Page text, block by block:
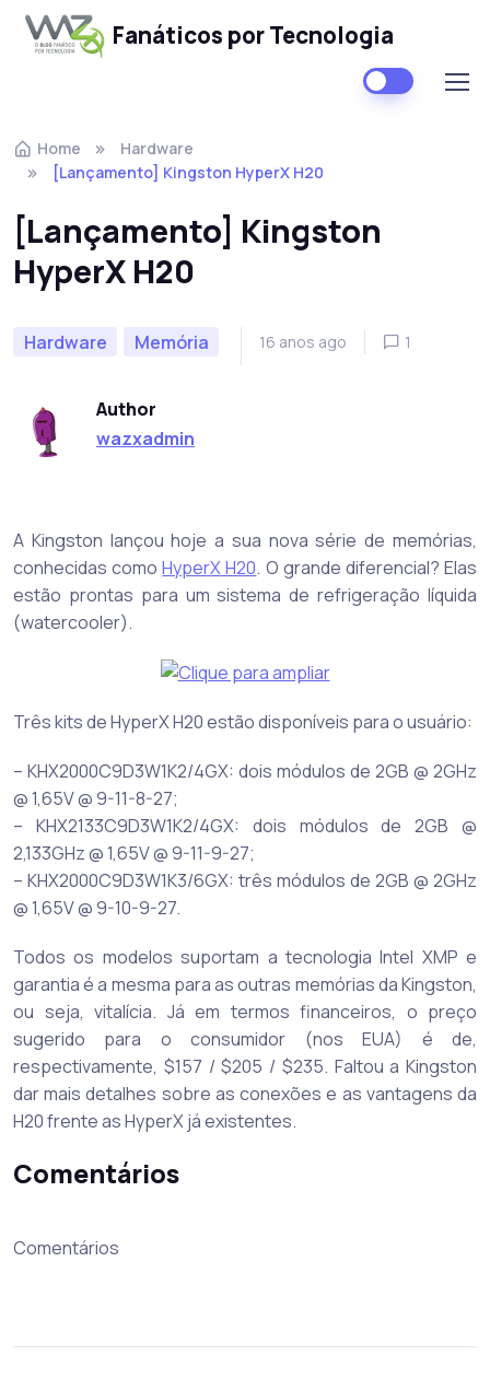
Fanáticos por Tecnologia
Home
Hardware
[Lançamento] Kingston HyperX H20
[Lançamento] Kingston
HyperX H20
Hardware Memória 16 anos ago 1
Author
wazxadmin
A Kingston lançou hoje a sua nova série de memórias,
conhecidas comoHyperX H20. O grande diferencial? Elas
estão prontas para um sistema de refrigeração líquida
(watercooler).
Três kits de HyperX H20 estão disponíveis para o usuário:
– KHX2000C9D3W1K2/4GX: dois módulos de 2GB @ 2GHz
@ 1,65V @ 9-11-8-27;
– KHX2133C9D3W1K2/4GX: dois módulos de 2GB @
2,133GHz @ 1,65V @ 9-11-9-27;
– KHX2000C9D3W1K3/6GX: três módulos de 2GB @ 2GHz
@ 1,65V @ 9-10-9-27.
Todos os modelos suportam a tecnologia Intel XMP e
garantia é a mesma para as outras memórias da Kingston,
ou seja, vitalícia. Já em termos financeiros, o preço
sugerido para o consumidor (nos EUA) é de,
respectivamente, $157 / $205 / $235. Faltou a Kingston
dar mais detalhes sobre as conexões e as vantagens da
H20 frente as HyperX já existentes.
Comentários
Comentários